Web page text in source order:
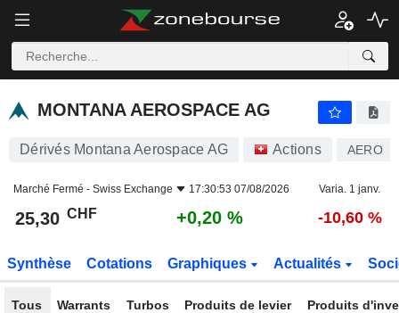
MONTANA AEROSPACE AG
Dérivés Montana Aerospace AG Actions AERO
Marché Fermé - Swiss Exchange 17:30:53 07/08/2026 Varia. 1 janv.
25,30 CHF +0,20 % -10,60 %
Synthèse Cotations Graphiques Actualités
Tous Warrants Turbos Produits de levier Produits